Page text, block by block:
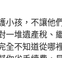
小孩，不讓他
一堆遺產稅、
不知道從哪